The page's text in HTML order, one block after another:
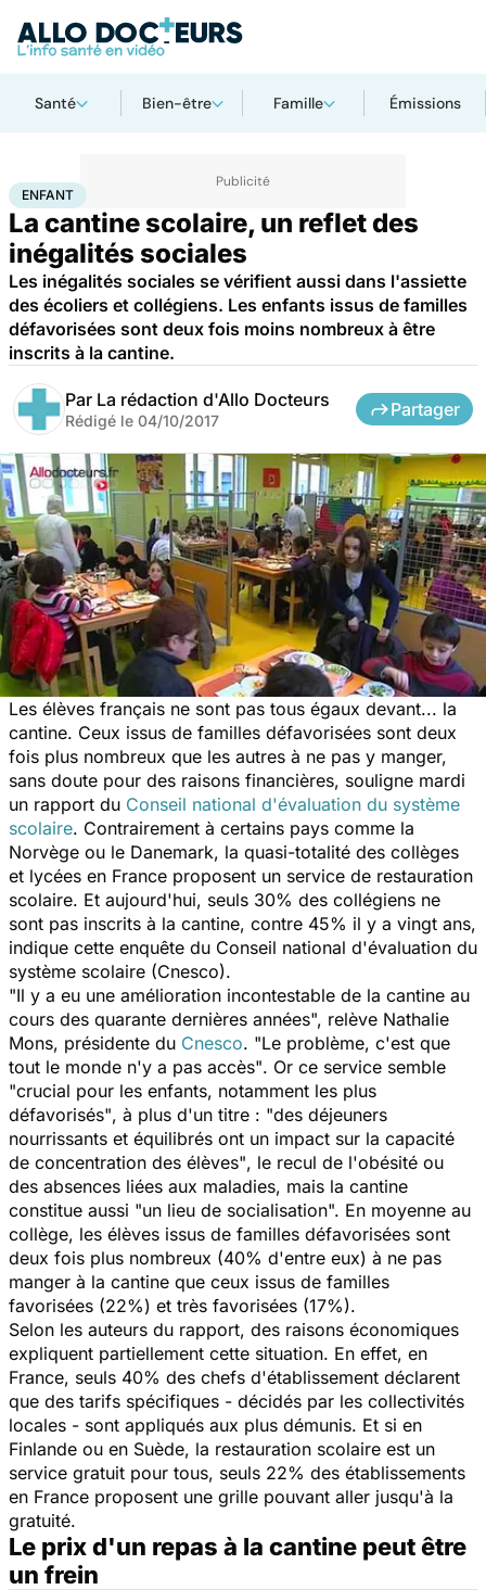
Santé Bien-être Famille Émissions
AccueilFamille
ENFANT
La cantine scolaire, un reflet des
inégalités sociales
Les inégalités sociales se vérifient aussi dans l'assiette
des écoliers et collégiens. Les enfants issus de familles
défavorisées sont deux fois moins nombreux à être
inscrits à la cantine.
Par La rédaction d'Allo Docteurs
Rédigé le 04/10/2017
Partager
Les élèves français ne sont pas tous égaux devant... la
cantine. Ceux issus de familles défavorisées sont deux
fois plus nombreux que les autres à ne pas y manger,
sans doute pour des raisons financières, souligne mardi
un rapport du Conseil national d'évaluation du système
scolaire. Contrairement à certains pays comme la
Norvège ou le Danemark, la quasi-totalité des collèges
et lycées en France proposent un service de restauration
scolaire. Et aujourd'hui, seuls 30% des collégiens ne
sont pas inscrits à la cantine, contre 45% il y a vingt ans,
indique cette enquête du Conseil national d'évaluation du
système scolaire (Cnesco).
"Il y a eu une amélioration incontestable de la cantine au
cours des quarante dernières années", relève Nathalie
Mons, présidente du Cnesco. "Le problème, c'est que
tout le monde n'y a pas accès". Or ce service semble
"crucial pour les enfants, notamment les plus
défavorisés", à plus d'un titre : "des déjeuners
nourrissants et équilibrés ont un impact sur la capacité
de concentration des élèves", le recul de l'obésité ou
des absences liées aux maladies, mais la cantine
constitue aussi "un lieu de socialisation". En moyenne au
collège, les élèves issus de familles défavorisées sont
deux fois plus nombreux (40% d'entre eux) à ne pas
manger à la cantine que ceux issus de familles
favorisées (22%) et très favorisées (17%).
Selon les auteurs du rapport, des raisons économiques
expliquent partiellement cette situation. En effet, en
France, seuls 40% des chefs d'établissement déclarent
que des tarifs spécifiques - décidés par les collectivités
locales - sont appliqués aux plus démunis. Et si en
Finlande ou en Suède, la restauration scolaire est un
service gratuit pour tous, seuls 22% des établissements
en France proposent une grille pouvant aller jusqu'à la
gratuité.
Le prix d'un repas à la cantine peut être
un frein